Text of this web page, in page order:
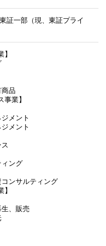
証一部（現、東証プライ
】
品
事業】
メント
メント
ング
ンサルティング
】
、販売